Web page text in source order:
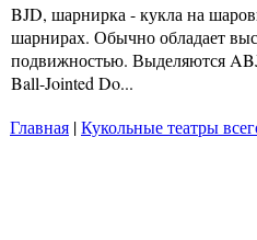
BJD, шарнирка - кукла на
шарнирах. Обычно обладает
подвижностью. Выделяются
Ball-Jointed Do...
Главная |Кукольные театры